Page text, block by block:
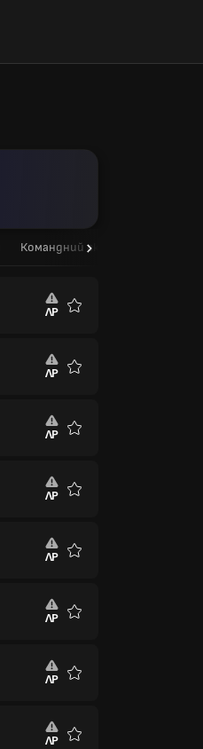
Командний склад
ЛР
ЛР
ЛР
ЛР
ЛР
ЛР
ЛР
ЛР